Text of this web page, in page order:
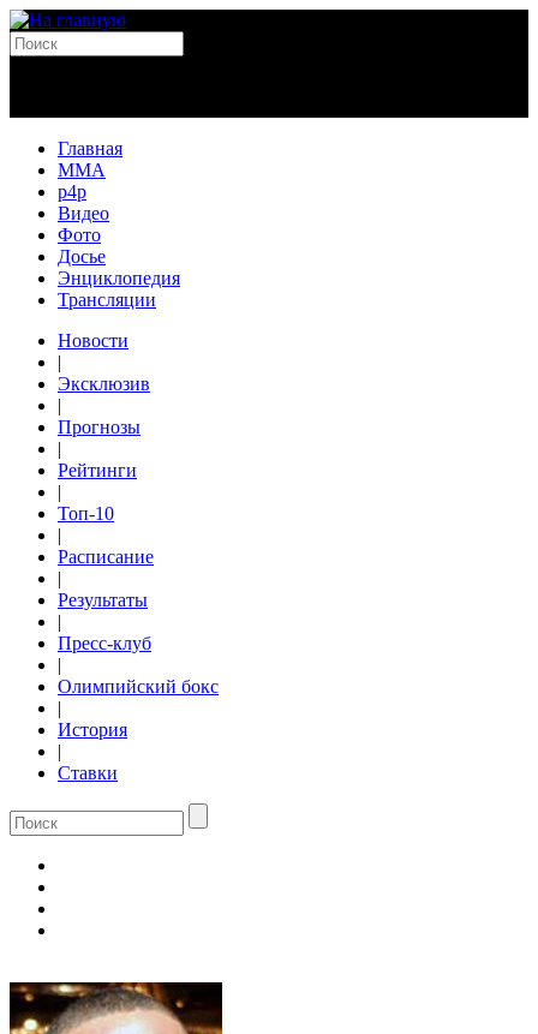
Главная
MMA
p4p
Видео
Фото
Досье
Энциклопедия
Трансляции
Новости
|
Эксклюзив
|
Прогнозы
|
Рейтинги
|
Топ-10
|
Расписание
|
Результаты
|
Пресс-клуб
|
Олимпийский бокс
|
История
|
Ставки